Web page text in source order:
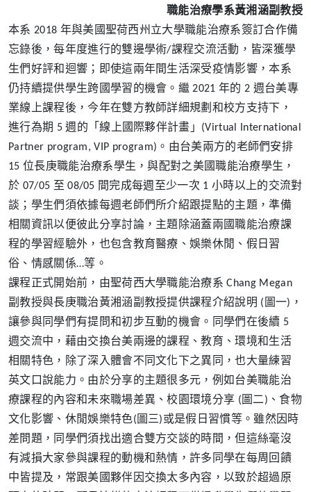
職能治療學系黃湘涵副教授
本系 2018 年與美國聖荷西州立大學職能治療系簽訂合作備
忘錄後，每年度進行的雙邊學術/課程交流活動，皆深獲學
生們好評和迴響；即使這兩年間生活深受疫情影響，本系
仍持續提供學生跨國學習的機會。繼 2021 年的 2 週台美專
業線上課程後，今年在雙方教師詳細規劃和校方支持下，
進行為期 5 週的「線上國際夥伴計畫」(Virtual International
Partner program, VIP program)。由台美兩方的老師們安排
15 位長庚職能治療系學生，與配對之美國職能治療學生，
於 07/05 至 08/05 間完成每週至少一次 1 小時以上的交流對
談；學生們須依據每週老師們所介紹跟提點的主題，準備
相關資訊以便彼此分享討論，主題除涵蓋兩國職能治療課
程的學習經驗外，也包含教育醫療、娛樂休閒、假日習
俗、情感關係…等。
課程正式開始前，由聖荷西大學職能治療系 Chang Megan
副教授與長庚職治黃湘涵副教授提供課程介紹說明 (圖一)，
讓參與同學們有提問和初步互動的機會。同學們在後續 5
週交流中，藉由交換台美兩邊的課程、教育、環境和生活
相關特色，除了深入體會不同文化下之異同，也大量練習
英文口說能力。由於分享的主題很多元，例如台美職能治
療課程的內容和未來職場差異、校園環境分享 (圖二)、食物
文化影響、休閒娛樂特色(圖三)或是假日習慣等。雖然因時
差問題，同學們須找出適合雙方交談的時間，但這絲毫沒
有減損大家參與課程的動機和熱情，許多同學在每周回饋
中皆提及，常跟美國夥伴因交換太多內容，以致於超過原